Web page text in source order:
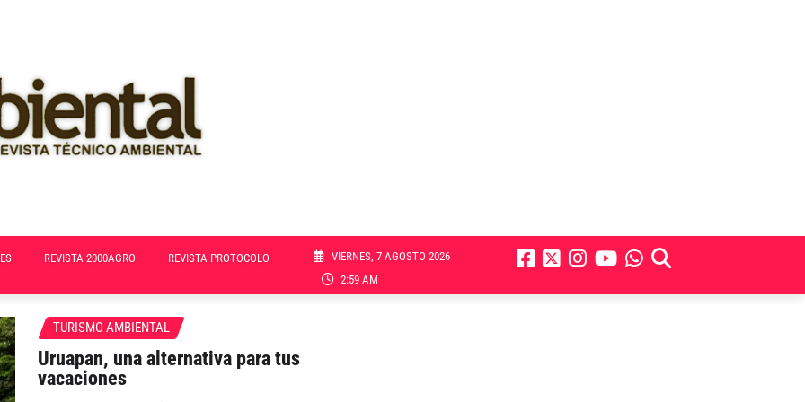
REVISTA 2000AGRO REVISTA PROTOCOLO
VIERNES, 7 AGOSTO 2026
2:59 AM
TURISMO AMBIENTAL
Uruapan, una alternativa para tus
vacaciones